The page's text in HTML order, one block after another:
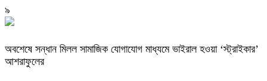
৯
অবশেষে সন্ধান মিলল সামাজিক যোগাযোগ মাধ্যমে ভাইরাল হওয়া ‘স্ট্রাইকার’
আশরাফুলের